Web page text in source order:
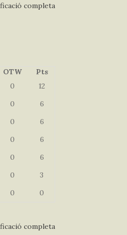
completa
OTW
Pts
0
12
0
6
0
6
0
6
0
6
0
3
0 0
completa